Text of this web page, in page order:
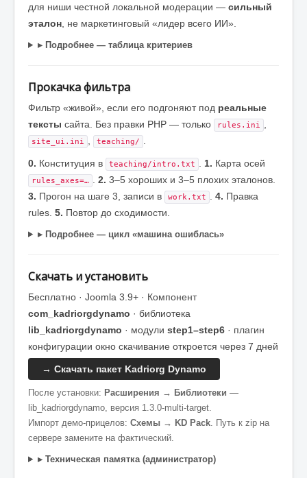
для ниши честной локальной модерации — сильный
эталон , не маркетинговый «лидер всего ИИ».
▸ Подробнее — таблица критериев
Прокачка фильтра
Фильтр «живой», если его подгоняют под реальные
тексты сайта. Без правки PHP — только rules.ini
site_ui.ini teaching/
0. Конституция в teaching/intro.txt 1. Карта осей
rules_axes=… 2. 3–5 хороших и 3–5 плохих эталонов.
3. Прогон на шаге 3, записи в work.txt 4. Правка
rules. 5. Повтор до сходимости.
▸ Подробнее — цикл «машина ошиблась»
Скачать и установить
Бесплатно · Joomla 3.9+ · Компонент
com_kadriorgdynamo · библиотека
lib_kadriorgdynamo · модули step1–step6 · плагин
конфигурации окно скачивание откроется через 7 дней
→ Скачать пакет Kadriorg Dynamo
После установки: Расширения → Библиотеки —
lib_kadriorgdynamo, версия 1.3.0-multi-target.
Импорт демо-прицелов: Схемы → KD Pack. Путь к zip на
сервере замените на фактический.
▸ Техническая памятка (администратор)